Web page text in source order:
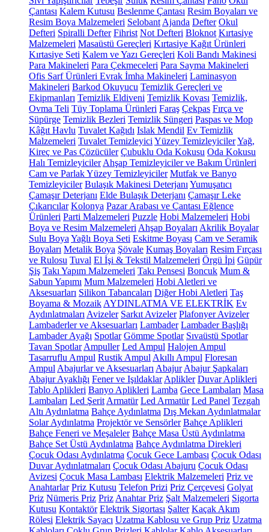
Çantası Kalem Kutusu Beslenme Çantası Resim Boyaları ve
Resim Boya Malzemeleri Selobant Ajanda Defter Okul
Defteri Spiralli Defter Fihrist Not Defteri Bloknot Kırtasiye
Malzemeleri Masaüstü Gereçleri Kırtasiye Kağıt Ürünleri
Kırtasiye Seti Kalem ve Yazı Gereçleri Koli Bandı Makinesi
Para Makineleri Para Çekmeceleri Para Sayma Makineleri
Ofis Sarf Ürünleri Evrak İmha Makineleri Laminasyon
Makineleri Barkod Okuyucu Temizlik Gereçleri ve
Ekipmanları Temizlik Eldiveni Temizlik Kovası Temizlik,
Ovma Teli Tüy Toplama Ürünleri Faraş Çekpas Fırça ve
Süpürge Temizlik Bezleri Temizlik Süngeri Paspas ve Mop
Kâğıt Havlu Tuvalet Kağıdı Islak Mendil Ev Temizlik
Malzemeleri Tuvalet Temizleyici Yüzey TemizleyicilerYağ,
Kireç ve Pas Çözücüler Çubuklu Oda Kokusu Oda Kokusu
Halı Temizleyiciler Ahşap Temizleyiciler ve Bakım Ürünleri
Cam ve Parlak Yüzey Temizleyiciler Mutfak ve Banyo
Temizleyiciler Bulaşık Makinesi Deterjanı Yumuşatıcı
Çamaşır Deterjanı Elde Bulaşık Deterjanı Çamaşır Leke
Çıkarıcılar Kolonya Pazar Arabası ve Çantası Eğlence
Ürünleri Parti Malzemeleri Puzzle Hobi Malzemeleri Hobi
Boya ve Resim Malzemeleri Ahşap Boyaları Akrilik Boyalar
Sulu Boya Yağlı Boya Seti Eskitme Boyası Cam ve Seramik
Boyaları Metalik Boya Şövale Kumaş Boyaları Resim Fırçası
ve Rulosu Tuval El İşi & Tekstil Malzemeleri Örgü İpi Güpür
Şiş Takı Yapım Malzemeleri Takı Pensesi Boncuk Mum &
Sabun Yapımı Mum Malzemeleri Hobi Aletleri ve
Aksesuarları Silikon Tabancaları Diğer Hobi Aletleri Taş
Boyama & Mozaik AYDINLATMA VE ELEKTRİK Ev
Aydınlatmaları Avizeler Sarkıt Avizeler Plafonyer Avizeler
Lambaderler ve Aksesuarları Lambader Lambader Başlığı
Lambader Ayağı Spotlar Gömme Spotlar Sıvaüstü Spotlar
Tavan Spotlar Ampuller Led Ampul Halojen Ampul
Tasarruflu Ampul Rustik Ampul Akıllı Ampul Floresan
Ampul Abajurlar ve Aksesuarları Abajur Abajur Şapkaları
Abajur Ayaklığı Fener ve Işıldaklar Aplikler Duvar Aplikleri
Tablo Aplikleri Banyo Aplikleri Lamba Gece Lambaları Masa
Lambaları Led Şerit Armatür Led Armatür Led Panel Tezgah
Altı Aydınlatma Bahçe Aydınlatma Dış Mekan Aydınlatmalar
Solar Aydınlatma Projektör ve Sensörler Bahçe Aplikleri
Bahçe Feneri ve Meşaleler Bahçe Masa Üstü Aydınlatma
Bahçe Set Üstü Aydınlatma Bahçe Aydınlatma Direkleri
Çocuk Odası Aydınlatma Çocuk Gece Lambası Çocuk Odası
Duvar Aydınlatmaları Çocuk Odası Abajuru Çocuk Odası
Avizesi Çocuk Masa Lambası Elektrik Malzemeleri Priz ve
Anahtarlar Priz Kutusu Telefon Prizi Priz Çerçevesi Golyat
Priz Nümeris Priz Priz Anahtar Priz Şalt Malzemeleri Sigorta
Kutusu Kontaktör Elektrik Sigortası Şalter Kaçak Akım
Rölesi Elektrik Sayacı Uzatma Kablosu ve Grup Priz Uzatma